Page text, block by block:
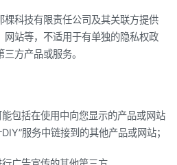
棵科技有限责任公司及其关联方提供
网站等，不适用于有单独的隐私权政
方产品或服务。
包括在使用中向您显示的产品或网站
服务中链接到的其他产品或网站；